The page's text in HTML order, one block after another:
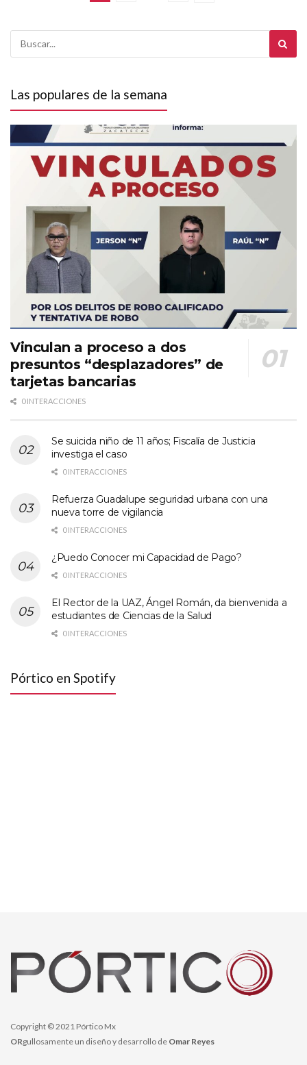
Las populares de la semana
Vinculan a proceso a dos
presuntos “desplazadores” de
tarjetas bancarias
0 INTERACCIONES
Se suicida niño de 11 años; Fiscalía de Justicia
investiga el caso
0 INTERACCIONES
Refuerza Guadalupe seguridad urbana con una
nueva torre de vigilancia
0 INTERACCIONES
¿Puedo Conocer mi Capacidad de Pago?
0 INTERACCIONES
El Rector de la UAZ, Ángel Román, da bienvenida a
estudiantes de Ciencias de la Salud
0 INTERACCIONES
Pórtico en Spotify
Copyright © 2021 Pórtico Mx
ORgullosamente un diseño y desarrollo de Omar Reyes